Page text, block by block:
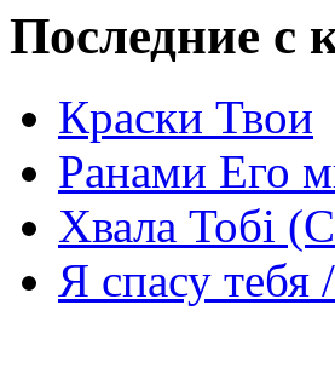
Последние с
Краски Твои
Ранами Его
Хвала Тобі
Я спасу тебя